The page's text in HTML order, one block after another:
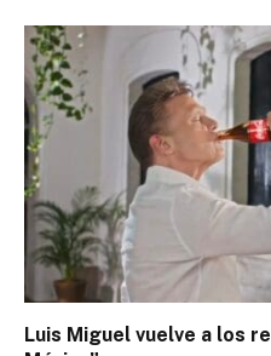
Luis Miguel vuelve a los